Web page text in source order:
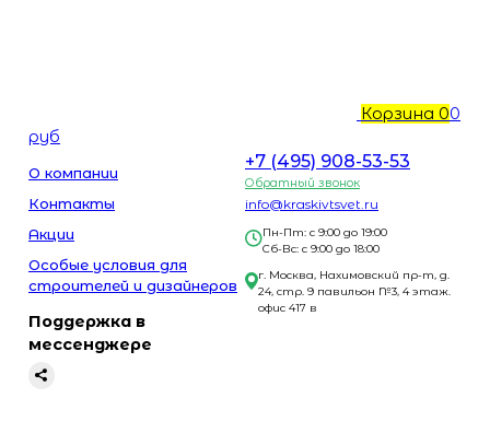
Корзина 00
руб
О компании
Контакты
Акции
Особые условия для
строителей и дизайнеров
Поддержка в
мессенджере
+7 (495) 908-53-53
Обратный звонок
info@kraskivtsvet.ru
Пн-Пт: с 9:00 до 19:00
Сб-Вс: с 9:00 до 18:00
г. Москва, Нахимовский пр-т, д.
24, стр. 9 павильон №3, 4 этаж.
офис 417 в